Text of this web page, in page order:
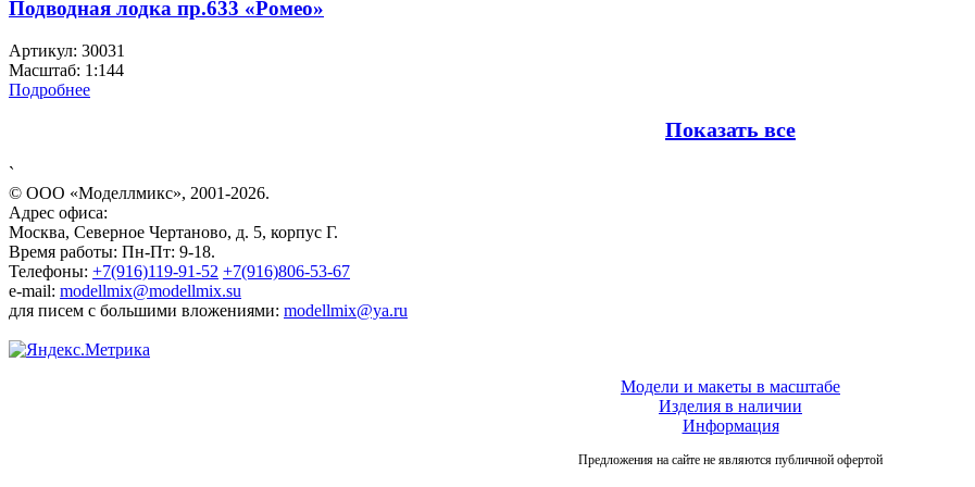
Подводная лодка пр.633 «Ромео»
Артикул: 30031
Масштаб: 1:144
Подробнее
Показать все
`
© ООО «Моделлмикс», 2001-2026.
Адрес офиса:
Москва, Северное Чертаново, д. 5, корпус Г.
Время работы: Пн-Пт: 9-18.
Телефоны: +7(916)119-91-52 +7(916)806-53-67
e-mail: modellmix@modellmix.su
для писем с большими вложениями: modellmix@ya.ru
Модели и макеты в масштабе
Изделия в наличии
Информация
Предложения на сайте не являются публичной офертой